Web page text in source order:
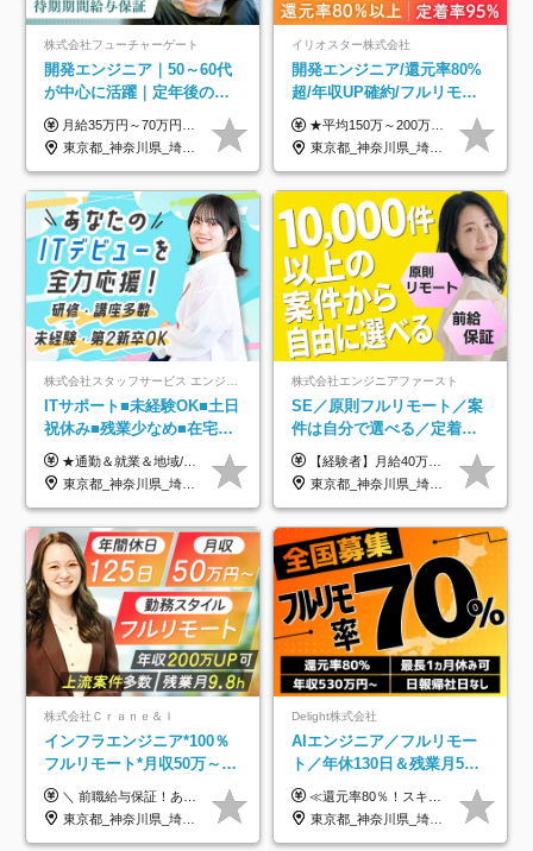
株式会社フューチャーゲート
開発エンジニア｜50～60代
が中心に活躍｜定年後の給
与減ナシ｜年収50万円アッ
プ実績／昇給率92％（直近3
年）
月給35万円～70万円（固定残業代30時間分63,869円～を含む）+賞与年1回 ※30時間を超える分は別途支給します ●これまでのご経験・スキル・前職給与をできる限り考慮します ●待機期間も給与を100％支給します ●試用期間中も給与や福利厚生は同じです ≪年収を維持しながら長く働けます！≫ 一般的な企業では55歳や60歳を機に年収が下がりますが、 当社は役職などではなく「スキルや経験」で評価。 エンジニアとして長く働きながら あなたにふさわしい年収を維持できます！
東京都_神奈川県_埼玉県_千葉県
イリオスター株式会社
開発エンジニア/還元率80%
超/年収UP確約/フルリモ
OK/年休130日/平均残業7h/
約2万件の案件から選択
★平均150万～200万円年収UPを実現！ ★前職給与を100％保証！ ★案件内容の開示・明確な評価体制あり ⇒クライアント評価で即昇給を実現したケースも◎ ★年12回（毎月昇給チャンスあり） ■月給35万円～103万円 ※経験・能力・前職給与を考慮し、決定 ※上記給与には月30時間分(6万6500円以上)の固定残業代が含まれます。超過分は手当として別途支給します ※試用期間3ヶ月あり(期間中の給与・待遇面に差異はありません) ▼収入アップの実例をご紹介 ───────────── ★働き方改革をした30代男性（PG） 子どもが生まれたばかりなのに、忙しい現場で残業も月50～60時間が当たり前。 ⇒残業ほぼゼロ＆週3リモートの働き方に！しかも給与もアップ！ ★収入アップした30代男性（PM） 子供が3人いて家計も苦しく、残業代で稼ぐ日々… ⇒残業をたくさんしていた年収額より、100万円以上アップしました！
東京都_神奈川県_埼玉県_千葉県_大阪府_愛知県_北海道_青森県_岩手県_宮城県_秋田県_山形県_福島県_茨城県_栃木県_群馬県_新潟県_山梨県_長野県_富山県_石川県_福井県_静岡県_岐阜県_三重県_兵庫県_京都府_滋賀県_奈良県_和歌山県_広島県_岡山県_鳥取県_島根県_山口県_徳島県_香川県_愛媛県_高知県_福岡県_熊本県_佐賀県_長崎県_大分県_宮崎県_鹿児島県_沖縄県
ITサポート■未経験OK■土日
祝休み■残業少なめ■在宅実
績あり■約900種類のスキル
アップ講座あり■全国募集
★通勤＆就業＆地域/住宅＆役職手当あり ★残業代は全額支給 ★選べる給与制度あり！ ■東京・神奈川・千葉・埼玉勤務の場合 月給24.5万円～55万円＋諸手当 （残業代は全額支給） (20,000円の地域/住宅手当込み) ■愛知・京都・大阪・兵庫勤務の場合 月給24万円以上＋諸手当 （残業代は全額支給） (15,000円の地域/住宅手当込み) ■茨城・栃木・群馬・静岡・三重・滋賀・広島・福岡勤務の場合 月給23.5万円以上＋諸手当 （残業代は全額支給） (10,000円の地域/住宅手当込み) ■北海道・宮城・山梨・長野・岐阜・奈良・和歌山・岡山勤務の場合 月給23万円以上＋諸手当 （残業代は全額支給） (5,000円の地域/住宅手当込み) ■その他のエリア勤務の場合 月給22.5万円以上＋諸手当 （残業代は全額支給） ※経験や能力を考慮し、当社規定により優遇します 【昇給：年一回実施】 【選べる給与制度】 ★収入を重視する方に… 「変動型人事制度」の選択も可能（派遣先からの評価に応じて収入アップ！） ※年2回のタイミングで希望者と面談の上決定します。
東京都_神奈川県_埼玉県_千葉県_大阪府_愛知県_北海道_岩手県_宮城県_山形県_福島県_茨城県_栃木県_群馬県_山梨県_長野県_富山県_石川県_静岡県_岐阜県_三重県_兵庫県_京都府_滋賀県_奈良県_広島県_岡山県_山口県_愛媛県_福岡県_熊本県_長崎県
株式会社エンジニアファースト
SE／原則フルリモート／案
件は自分で選べる／定着率
93%／20～30代活躍中！
【経験者】月給40万円～120万円(固定残業代含む)+各種手当 ★前職給与の総収入額を100％保証｜還元率84％〜100％ ★20代の平均年収570万円 ※月給には、みなし残業手当(月30時間／5万8000円以上)を含みます 超過分は別途追加支給 ※固定残業代は、時間外労働の有無に関わらず30時間分を、月5万8000円~15万7000円支給 ※上記を超える時間外労働分は追加で支給 【未経験者】月給21万円以上＋各種手当 固定残業なし(残業代発生分全額支給) ※6ヶ月の試用期間あり（※条件に変動なし） ▼単価連動性×還元率は84％～100％で収入の大幅UPが可能！ ・案件単価が月50万円の場合：年収417万円 ・案件単価が月70万円の場合：年収584万円 ・案件単価が月100万円の場合：年収834万円 ＜モデル年収＞ ▼400万円～500万円(入社初年度) ▼542万円～626万円(入社2年) ▼667万円～700万円(入社3年） ▼709万円～801万円(入社5年）
東京都_神奈川県_埼玉県_千葉県_大阪府_愛知県_北海道_青森県_岩手県_宮城県_秋田県_山形県_福島県_茨城県_栃木県_群馬県_新潟県_山梨県_長野県_富山県_石川県_福井県_静岡県_岐阜県_三重県_兵庫県_京都府_滋賀県_奈良県_和歌山県_広島県_岡山県_鳥取県_島根県_山口県_徳島県_香川県_愛媛県_高知県_福岡県_熊本県_佐賀県_長崎県_大分県_宮崎県_鹿児島県_沖縄県
株式会社Ｃｒａｎｅ＆Ｉ
インフラエンジニア*100％
フルリモート*月収50万～*
クラウド×上流工程*前職給
与保証*残業月9.8h
＼ 前職給与保証！あなたのこれまでの経験を正当評価 ／ ★月収50万円～スタート！【年俸600万～1,162万8,000円（12分割）】 ――「頑張りが給与に直結しない…」そんな不満とは無縁の環境です。 実際、入社後に「年収150万～200万円UP」を実現した先輩エンジニアが多数活躍中！ 【 収入をさらに押し上げる充実のプラスα 】 スキルを磨くほど得をする「資格手当」 ⇒ 1資格につき毎月3,000円～30,000円を継続支給！ 成果を見逃さない「功績手当」 ⇒ 社員の頑張りに応じて最大10万円をダイレクトに支給！ スピード昇給・高年収も可能 ⇒ 1回の昇給で年収数十万UPのチャンスあり。ゆくゆくは年収1000万以上のハイクラスも目指せます。 ※経験・スキルを考慮の上決定します ※上記金額には固定残業代（月30h分・95,000円～184,000円）を含みます ※超過分は別途全額支給します ※試用期間2ヶ月間あり（その他待遇に差異はありません）
東京都_神奈川県_埼玉県_千葉県_大阪府_愛知県_北海道_青森県_岩手県_宮城県_秋田県_山形県_福島県_茨城県_栃木県_群馬県_新潟県_山梨県_長野県_富山県_石川県_福井県_静岡県_岐阜県_三重県_兵庫県_京都府_滋賀県_奈良県_和歌山県_広島県_岡山県_鳥取県_島根県_山口県_徳島県_香川県_愛媛県_高知県_福岡県_熊本県_佐賀県_長崎県_大分県_宮崎県_鹿児島県_沖縄県
Delight株式会社
AIエンジニア／フルリモー
ト／年休130日＆残業月5h
以下／1カ月連休可／案件選
択制／還元率80%
≪還元率80％！スキルや経験をしっかり収入に反映します≫ 年俸530万円以上＋業績賞与 ※スキル・経験を考慮の上、優遇いたします ※上記年俸を12分割し、月1回支給します ※上記年俸には固定残業代月20時間分(月6万9000円以上)が含まれます。残業はほとんど発生しませんが、超過した場合は追加支給します ★AIを使った自社への貢献も、貢献度に応じて給与に反映する制度があります
東京都_神奈川県_埼玉県_千葉県_大阪府_愛知県_北海道_青森県_岩手県_宮城県_秋田県_山形県_福島県_茨城県_栃木県_群馬県_新潟県_山梨県_長野県_富山県_石川県_福井県_静岡県_岐阜県_三重県_兵庫県_京都府_滋賀県_奈良県_和歌山県_広島県_岡山県_鳥取県_島根県_山口県_徳島県_香川県_愛媛県_高知県_福岡県_熊本県_佐賀県_長崎県_大分県_宮崎県_鹿児島県_沖縄県